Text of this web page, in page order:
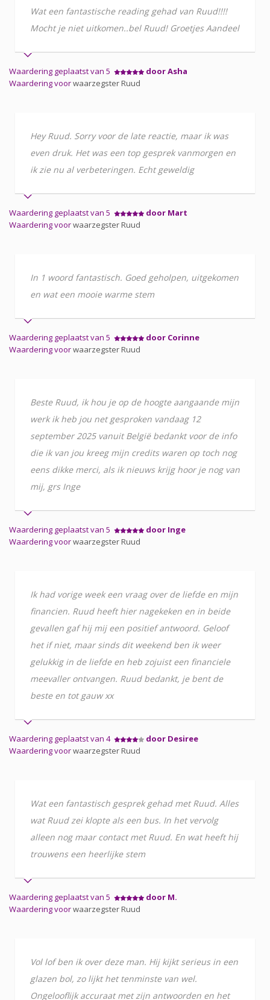
Wat een fantastische reading gehad van Ruud!!!!
Mocht je niet uitkomen..bel Ruud! Groetjes Aandeel
Waardering geplaatst van 5
door Asha
Waardering voorwaarzegster Ruud
Hey Ruud. Sorry voor de late reactie, maar ik was
even druk. Het was een top gesprek vanmorgen en
ik zie nu al verbeteringen. Echt geweldig
Waardering geplaatst van 5
door Mart
Waardering voorwaarzegster Ruud
In 1 woord fantastisch. Goed geholpen, uitgekomen
en wat een mooie warme stem
Waardering geplaatst van 5
door Corinne
Waardering voorwaarzegster Ruud
Beste Ruud, ik hou je op de hoogte aangaande mijn
werk ik heb jou net gesproken vandaag 12
september 2025 vanuit België bedankt voor de info
die ik van jou kreeg mijn credits waren op toch nog
eens dikke merci, als ik nieuws krijg hoor je nog van
mij, grs Inge
Waardering geplaatst van 5
door Inge
Waardering voorwaarzegster Ruud
Ik had vorige week een vraag over de liefde en mijn
financien. Ruud heeft hier nagekeken en in beide
gevallen gaf hij mij een positief antwoord. Geloof
het if niet, maar sinds dit weekend ben ik weer
gelukkig in de liefde en heb zojuist een financiele
meevaller ontvangen. Ruud bedankt, je bent de
beste en tot gauw xx
Waardering geplaatst van 4
door Desiree
Waardering voorwaarzegster Ruud
Wat een fantastisch gesprek gehad met Ruud. Alles
wat Ruud zei klopte als een bus. In het vervolg
alleen nog maar contact met Ruud. En wat heeft hij
trouwens een heerlijke stem
Waardering geplaatst van 5
door M.
Waardering voorwaarzegster Ruud
Vol lof ben ik over deze man. Hij kijkt serieus in een
glazen bol, zo lijkt het tenminste van wel.
Ongelooflijk accuraat met zijn antwoorden en het